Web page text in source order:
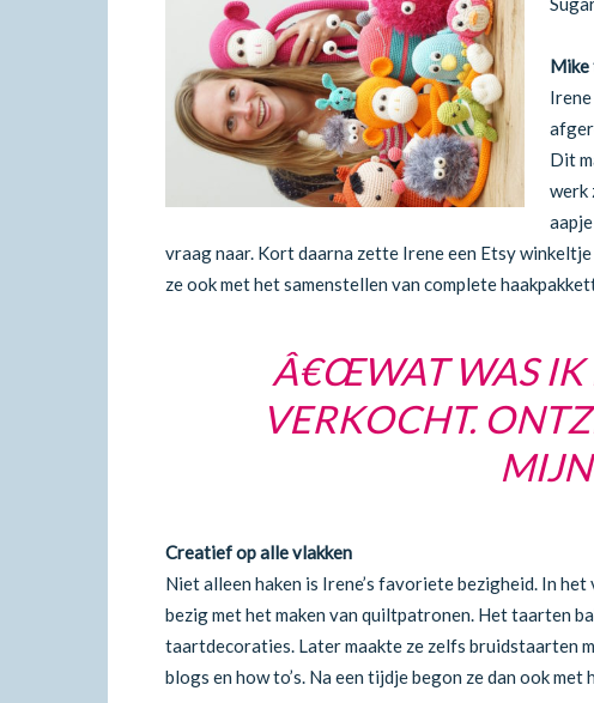
Mike
Dit
werk
vraag naar. Kort daarna zette Irene een Etsy
ze ook met het samenstellen van complete
Â€ŒWAT WAS IK
VERKOCHT.
Creatief op alle vlakken
Niet alleen haken is Irene’s favoriete bezigheid. In
bezig met het maken van quiltpatronen. Het taarten
taartdecoraties. Later maakte ze zelfs bruidstaarten
blogs en how to’s. Na een tijdje begon ze dan ook met